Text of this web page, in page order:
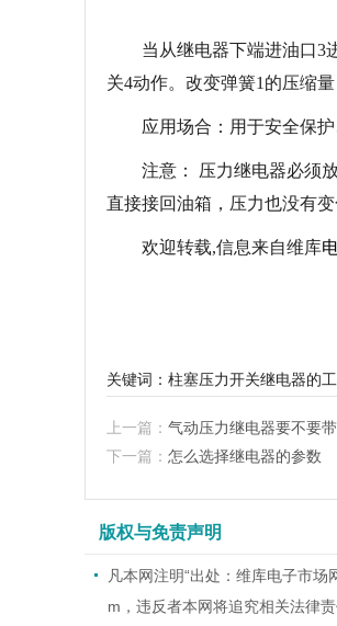
当从继电器下端进油口3进
关4动作。改变弹簧1的压缩
应用场合：用于安全保护
注意： 压力继电器必须放
直接接回油箱，压力也没有
欢迎转载,信息来自维库
关键词： 柱塞压力开关继电器的
上一篇： 气动压力继电器要不要
下一篇： 怎么选择继电器的参数
版权与免责声明
凡本网注明“出处：维库电子市
m，违反者本网将追究相关法律责